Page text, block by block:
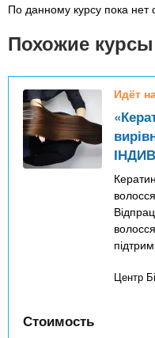
По данному курсу пока нет
Похожие курсы
Идёт
Центр
Стоимость